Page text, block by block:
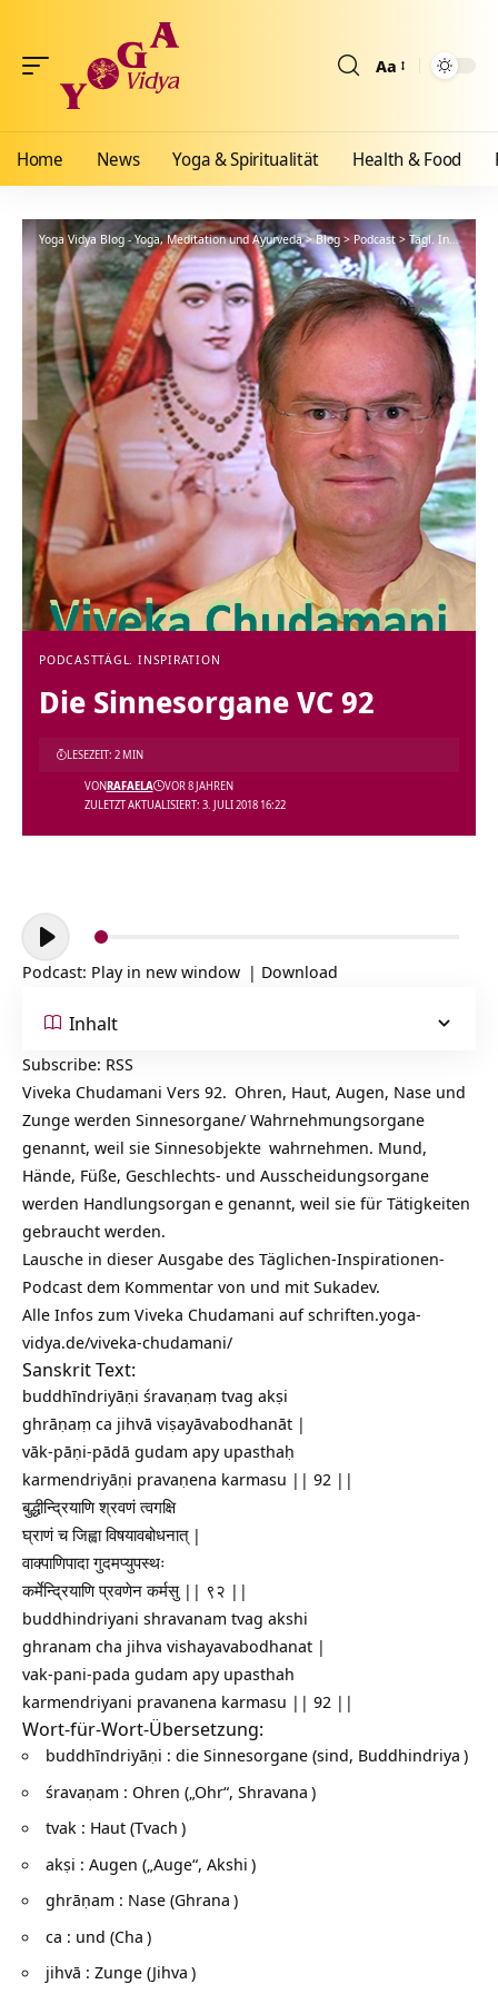
Aa
Home News Yoga & Spiritualität Health & Food
Yoga Vidya Blog - Yoga, Meditation und Ayurveda>Blog> Podcast> Tägl. Inspiration
PODCASTTÄGL. INSPIRATION
Die Sinnesorgane VC 92
ZULETZT AKTUALISIERT: 3. JULI 2018 16:22
VONRAFAELA VOR 8 JAHREN
LESEZEIT: 2 MIN
Audio-
Player
Podcast: Play in new window | Download
Inhalt
Subscribe: RSS
Viveka Chudamani Vers 92. Ohren, Haut, Augen, Nase und
Zunge werden Sinnesorgane/ Wahrnehmungsorgane
genannt, weil sie Sinnesobjekte wahrnehmen. Mund,
Hände, Füße, Geschlechts- und Ausscheidungsorgane
werden Handlungsorgan e genannt, weil sie für Tätigkeiten
gebraucht werden.
Lausche in dieser Ausgabe des Täglichen-Inspirationen-
Podcast dem Kommentar von und mit Sukadev.
Alle Infos zum Viveka Chudamani aufschriften.yoga-
vidya.de/viveka-chudamani/
Sanskrit Text:
buddhīndriyāṇi śravaṇaṃ tvag akṣi
ghrāṇaṃ ca jihvā viṣayāvabodhanāt |
vāk-pāṇi-pādā gudam apy upasthaḥ
karmendriyāṇi pravaṇena karmasu || 92 ||
बुद्धीन्द्रियाणि श्रवणं त्वगक्षि
घ्राणं च जिह्वा विषयावबोधनात् |
वाक्पाणिपादा गुदमप्युपस्थः
कर्मेन्द्रियाणि प्रवणेन कर्मसु || ९२ ||
buddhindriyani shravanam tvag akshi
ghranam cha jihva vishayavabodhanat |
vak-pani-pada gudam apy upasthah
karmendriyani pravanena karmasu || 92 ||
Wort-für-Wort-Übersetzung:
buddhīndriyāṇi : die Sinnesorgane (sind, Buddhindriya )
śravaṇam : Ohren („Ohr“, Shravana )
tvak : Haut (Tvach )
akṣi : Augen („Auge“, Akshi )
ghrāṇam : Nase (Ghrana )
ca : und (Cha )
jihvā : Zunge (Jihva )